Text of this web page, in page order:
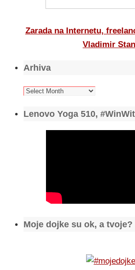
Zarada na Internetu,
Vladimir
Arhiva
Arhiva
Lenovo Yoga 510,
Moje dojke su ok, a tvoje?